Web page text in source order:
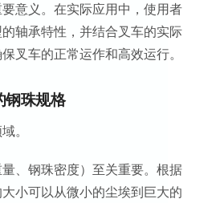
意义。在实际应用中，使用者
轴承特性，并结合叉车的实际
叉车的正常运作和高效运行。
钢珠规格
。
、钢珠密度）至关重要。根据
小可以从微小的尘埃到巨大的